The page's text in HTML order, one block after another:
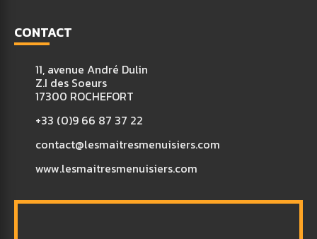
CONTACT
11, avenue André Dulin
Z.I des Soeurs
17300 ROCHEFORT
+33 (0)9 66 87 37 22
contact@lesmaitresmenuisiers.com
www.lesmaitresmenuisiers.com